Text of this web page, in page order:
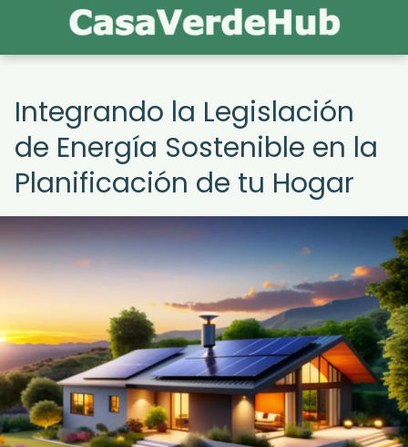
Integrando la Legislación
de Energía Sostenible en la
Planificación de tu Hogar